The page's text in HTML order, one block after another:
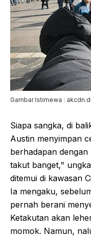
Gambar Istimewa :
Siapa sangka, di
Austin menyimpan
berhadapan
takut banget,"
ditemui di kawasan
Ia mengaku,
pernah berani
Ketakutan akan
momok. Namun,